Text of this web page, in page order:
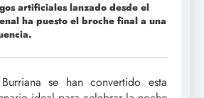
artificiales lanzado desde el
ha puesto el broche final a una
se han convertido esta